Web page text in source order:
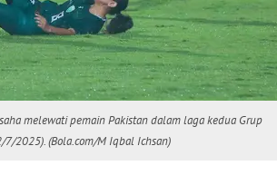
melewati pemain Pakistan dalam laga kedua Grup
2025). (Bola.com/M Iqbal Ichsan)